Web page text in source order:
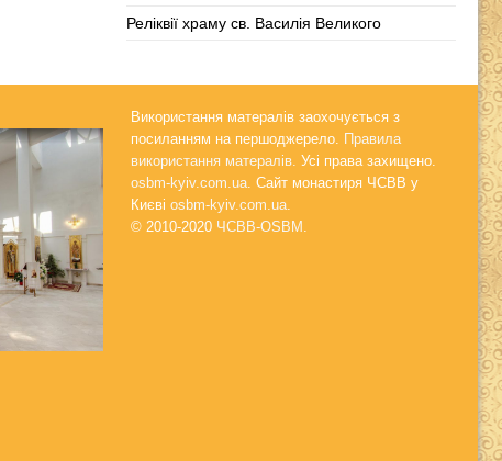
Реліквії храму св. Василія Великого
Використання матералів заохочується з
посиланням на першоджерело. Правила
використання матералів. Усі права захищено.
osbm-kyiv.com.ua. Сайт монастиря ЧСВВ у
Києвіosbm-kyiv.com.ua.
© 2010-2020 ЧСВВ-OSBM .